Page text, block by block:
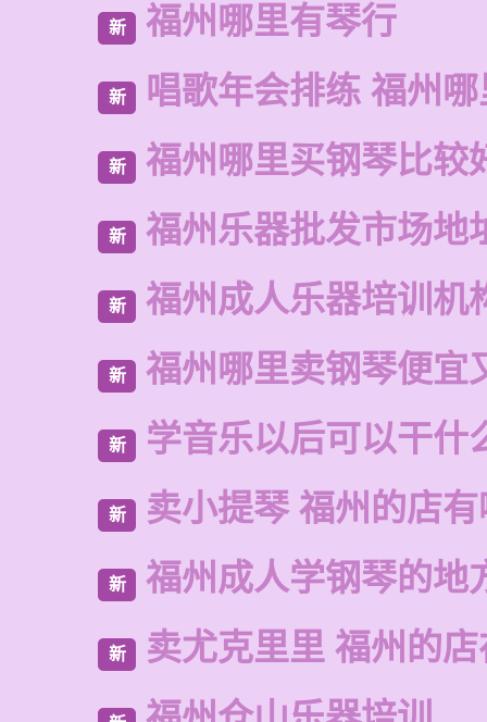
新 福州哪里有琴行
新 唱歌年会排练 福州
新 福州哪里买钢琴比较
新 福州乐器批发市场地
新 福州成人乐器培训机
新 福州哪里卖钢琴便宜
新 学音乐以后可以干什
新 卖小提琴 福州的店
新 福州成人学钢琴的地
新 卖尤克里里 福州的